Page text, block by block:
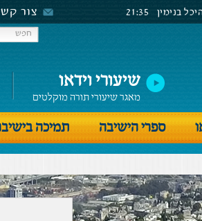
בנימין צור
שיעורי וידאו
מאגר שיעורי תורה מוקלטים
ספרי הישיבה
תמיכה